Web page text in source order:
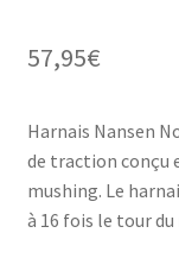
57,95€
Harnais Nansen
de traction conçu
mushing. Le
à 16 fois le tour du